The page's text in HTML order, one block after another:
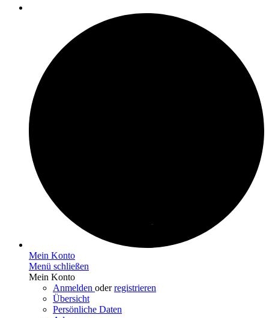
Mein Konto
Menü schließen
Mein Konto
Anmelden oderregistrieren
Übersicht
Persönliche Daten